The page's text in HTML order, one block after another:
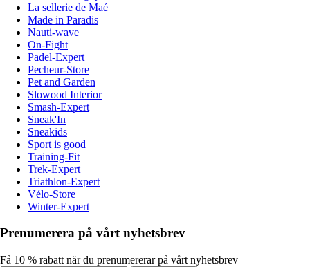
La sellerie de Maé
Made in Paradis
Nauti-wave
On-Fight
Padel-Expert
Pecheur-Store
Pet and Garden
Slowood Interior
Smash-Expert
Sneak'In
Sneakids
Sport is good
Training-Fit
Trek-Expert
Triathlon-Expert
Vélo-Store
Winter-Expert
Prenumerera på vårt nyhetsbrev
Få 10 % rabatt när du prenumererar på vårt nyhetsbrev